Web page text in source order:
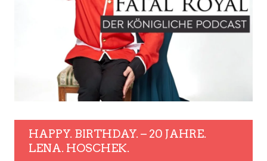
HAPPY. BIRTHDAY. – 20 JAHRE.
LENA. HOSCHEK.